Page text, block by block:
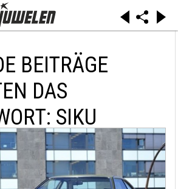
BEITRÄGE
DAS
SIKU